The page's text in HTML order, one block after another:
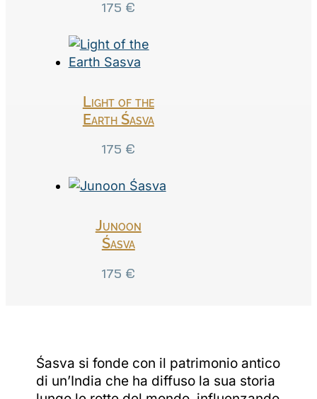
175 €
Light of the
Earth Śasva
175 €
Junoon
Śasva
175 €
Śasva si fonde con il patrimonio antico
di un’India che ha diffuso la sua storia